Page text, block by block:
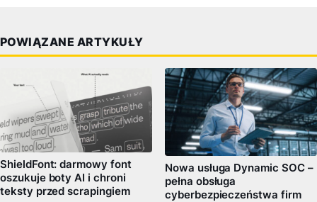
POWIĄZANE ARTYKUŁY
ShieldFont: darmowy font
oszukuje boty AI i chroni
teksty przed scrapingiem
Nowa usługa Dynamic SOC –
pełna obsługa
cyberbezpieczeństwa firm